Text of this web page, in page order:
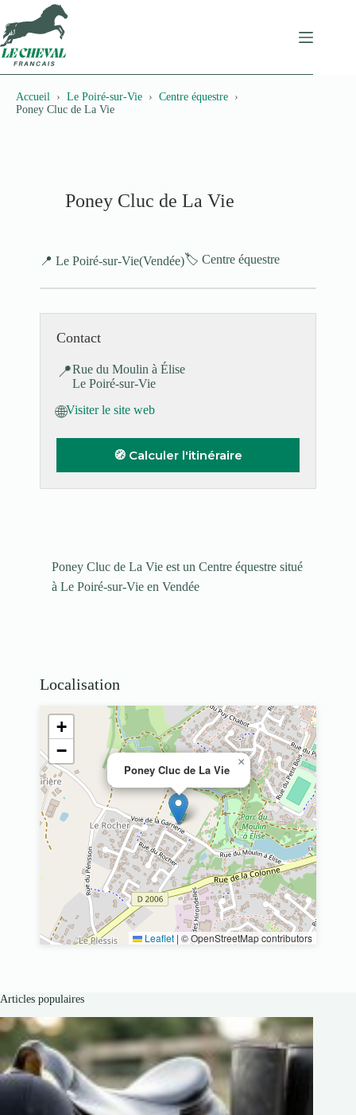
au
contenu
Accueil Le Poiré-sur-Vie
Centre équestre
Poney Cluc de La Vie
Poney Cluc de La Vie
📍 Le Poiré-sur-Vie(Vendée)🏷️ Centre équestre
Poney Cluc de La Vie est un Centre équestre situé
à Le Poiré-sur-Vie en Vendée
Contact
📍Rue du Moulin à Élise
Le Poiré-sur-Vie
🌐Visiter le site web
🧭 Calculer l'itinéraire
Localisation
Poney Cluc de La Vie
×
+
−
Leaflet | © OpenStreetMap contributors
Articles populaires